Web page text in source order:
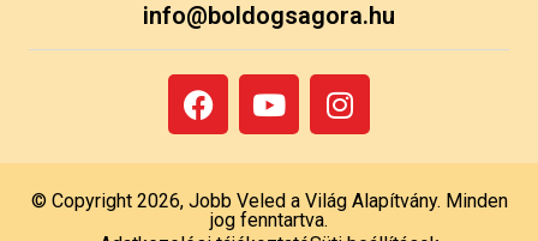
info@boldogsagora.hu
© Copyright 2026, Jobb Veled a Világ Alapítvány. Minden
jog fenntartva.